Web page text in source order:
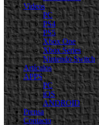
Videos
PC
PS4
PS5
Xbox One
Xbox Series
Nintendo Switch
Artículos
APPS
PC
iOS
ANDROID
Prensa
Contacto